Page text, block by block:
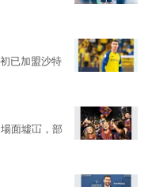
已加盟沙特
面墟冚，部